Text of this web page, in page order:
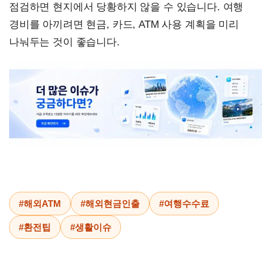
점검하면 현지에서 당황하지 않을 수 있습니다. 여행
경비를 아끼려면 현금, 카드, ATM 사용 계획을 미리
나눠두는 것이 좋습니다.
#해외ATM #해외현금인출 #여행수수료
#환전팁 #생활이슈